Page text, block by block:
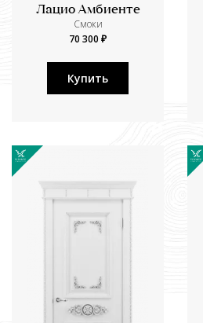
Лацио Амбиенте
Смоки
70 300 ₽
Купить